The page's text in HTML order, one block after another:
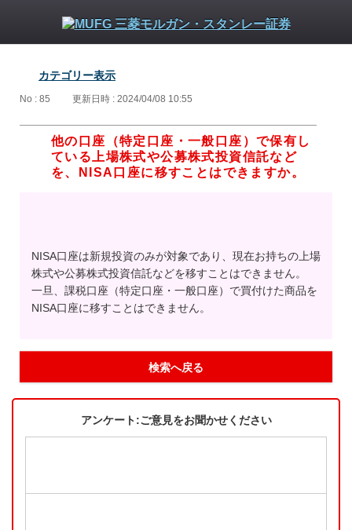
カテゴリー表示
No : 85 更新日時 : 2024/04/08 10:55
他の口座（特定口座・一般口座）で保有し
ている上場株式や公募株式投資信託など
を、NISA口座に移すことはできますか。
NISA口座は新規投資のみが対象であり、現在お持ちの上場
株式や公募株式投資信託などを移すことはできません。
一旦、課税口座（特定口座・一般口座）で買付けた商品を
NISA口座に移すことはできません。
検索へ戻る
アンケート:ご意見をお聞かせください